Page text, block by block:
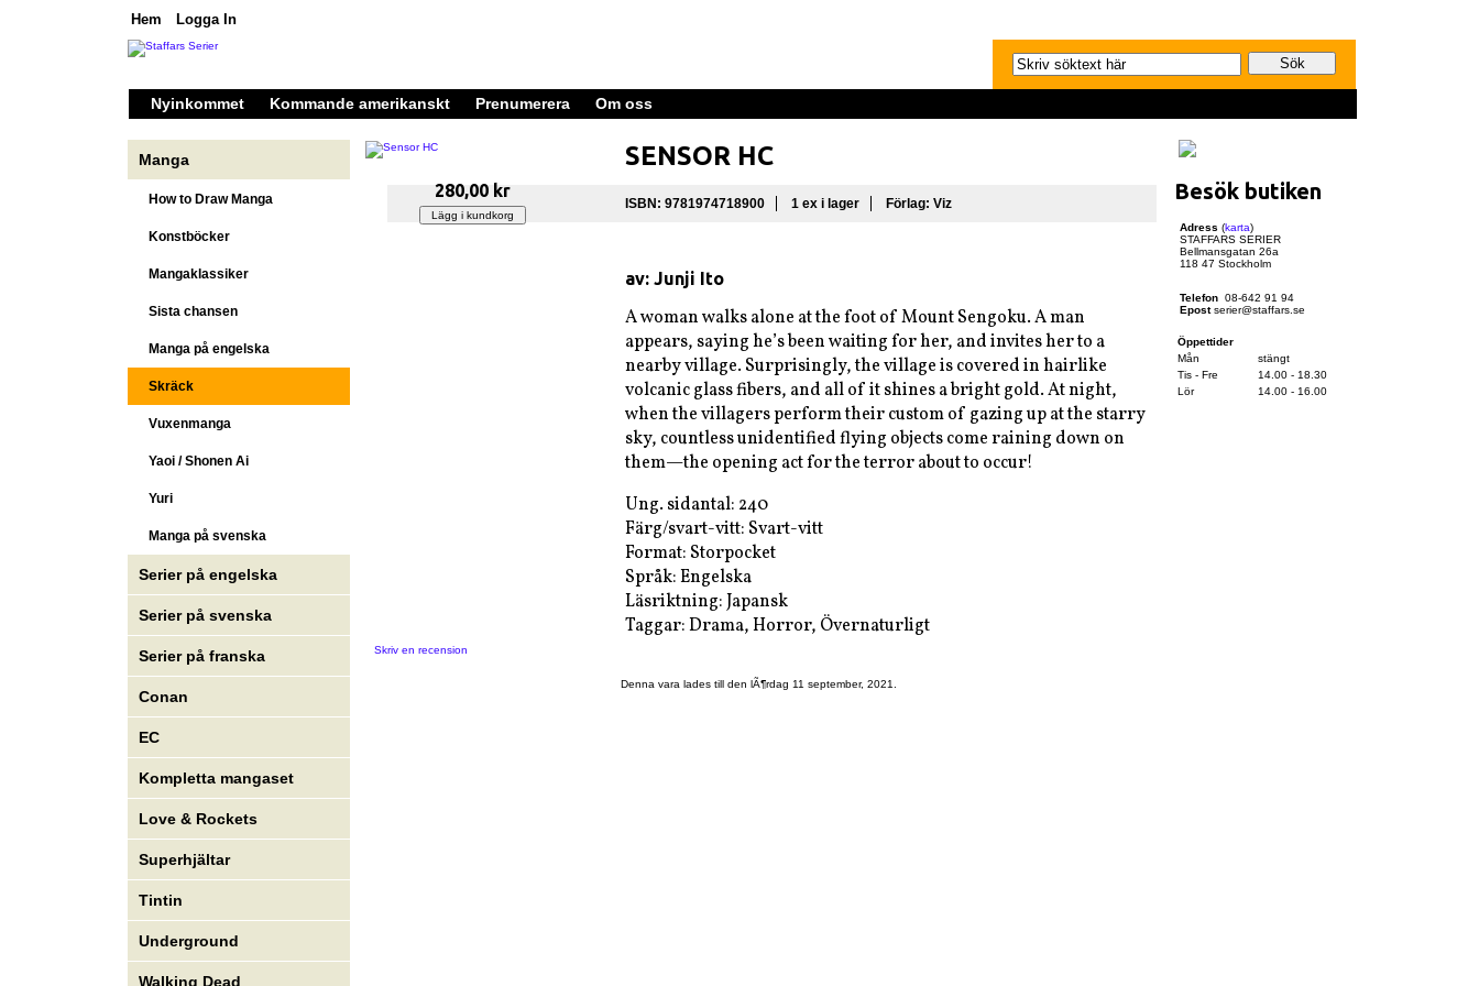
Hem Logga In
Nyinkommet Kommande amerikanskt Prenumerera Om oss
Manga
How to Draw Manga
Konstböcker
Mangaklassiker
Sista chansen
Manga på engelska
Skräck
Vuxenmanga
Yaoi / Shonen Ai
Yuri
Manga på svenska
Serier på engelska
Serier på svenska
Serier på franska
Conan
EC
Kompletta mangaset
Love & Rockets
Superhjältar
Tintin
Underground
Walking Dead
280,00 kr
SENSOR HC
ISBN: 9781974718900 1 ex i lager Förlag: Viz
av: Junji Ito
A woman walks alone at the foot of Mount Sengoku. A man
appears, saying he’s been waiting for her, and invites her to a
nearby village. Surprisingly, the village is covered in hairlike
volcanic glass fibers, and all of it shines a bright gold. At night,
when the villagers perform their custom of gazing up at the starry
sky, countless unidentified flying objects come raining down on
them—the opening act for the terror about to occur!
Ung. sidantal: 240
Färg/svart-vitt: Svart-vitt
Format: Storpocket
Språk: Engelska
Läsriktning: Japansk
Taggar: Drama, Horror, Övernaturligt
Skriv en recension
Denna vara lades till den lÃ¶rdag 11 september, 2021.
Besök butiken
Adress (karta)
STAFFARS SERIER
Bellmansgatan 26a
118 47 Stockholm
Telefon 08-642 91 94
Epostserier@staffars.se
Öppettider
Mån
stängt
Tis - Fre
14.00 - 18.30
Lör
14.00 - 16.00